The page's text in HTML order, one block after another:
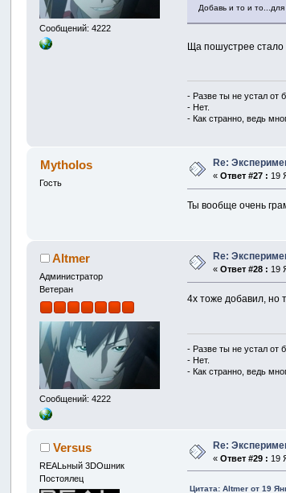
Сообщений: 4222
Добавь и то и
Ща пошустрее стало
- Разве ты не устал от
- Нет.
- Как странно, ведь
Mytholos
Гость
Re:
«Ответ #27 : 19
Ты вообще очень
Altmer
Администратор
Ветеран
Сообщений: 4222
Re:
«Ответ #28 : 19
4x тоже добавил, но
- Разве ты не устал от
- Нет.
- Как странно, ведь
Versus
REALьный 3DOшник
Постоялец
Re:
«Ответ #29 : 19
Цитата: Altmer от 19